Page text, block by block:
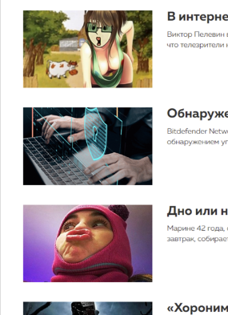
Warning: mkdir(): Permission denied in
root/data/www/dostavka.demo-
s.ru/bitrix/modules/main/classes/
on line719